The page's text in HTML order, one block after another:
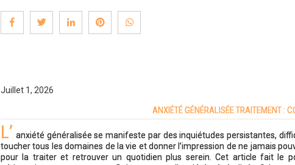
Juillet 1, 2026
ANXIÉTÉ GÉNÉRALISÉE TRAITEMENT :
L’ anxiété généralisée se manifeste par des inquiétudes persistantes,
toucher tous les domaines de la vie et donner l’impression de ne jamais
pour la traiter et retrouver un quotidien plus serein. Cet article fait le